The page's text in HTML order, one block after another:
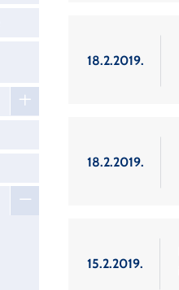
18.2.2019.
18.2.2019.
15.2.2019.